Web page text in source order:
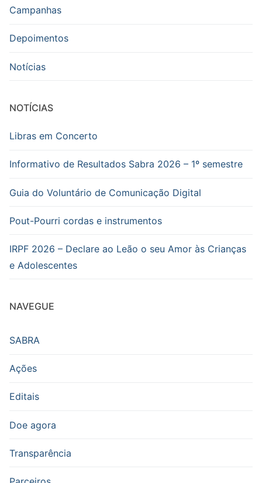
Campanhas
Depoimentos
Notícias
NOTÍCIAS
Libras em Concerto
Informativo de Resultados Sabra 2026 – 1º semestre
Guia do Voluntário de Comunicação Digital
Pout-Pourri cordas e instrumentos
IRPF 2026 – Declare ao Leão o seu Amor às Crianças
e Adolescentes
NAVEGUE
SABRA
Ações
Editais
Doe agora
Transparência